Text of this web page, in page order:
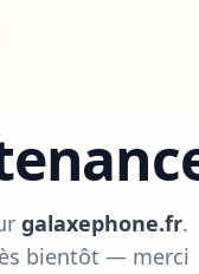
galaxephone.fr.
bientôt — merci